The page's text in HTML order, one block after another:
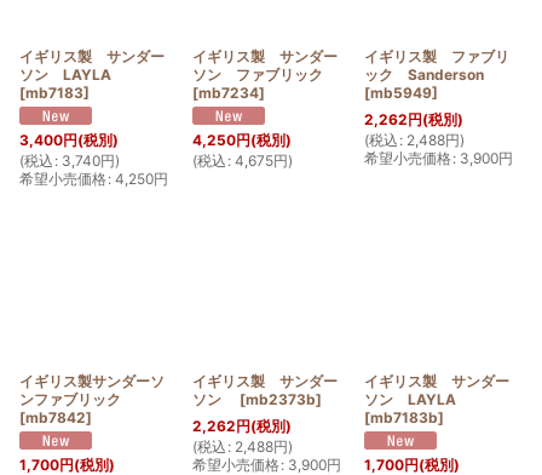
イギリス製 サンダー
ソン LAYLA
[mb7183]
3,400円(税別)
(税込 : 3,740円)
希望小売価格: 4,250円
イギリス製 サンダー
ソン ファブリック
[mb7234]
4,250円(税別)
(税込 : 4,675円)
イギリス製 ファブリ
ック Sanderson
[mb5949]
2,262円(税別)
(税込 : 2,488円)
希望小売価格: 3,900円
イギリス製サンダーソ
ンファブリック
[mb7842]
1,700円(税別)
イギリス製 サンダー
ソン
[mb2373b]
2,262円(税別)
(税込 : 2,488円)
希望小売価格: 3,900円
イギリス製 サンダー
ソン LAYLA
[mb7183b]
1,700円(税別)